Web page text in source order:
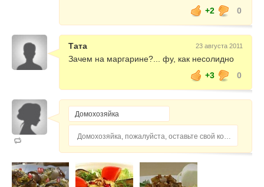
+2
0
Тата 23 августа 2011
Зачем на маргарине?... фу, как несолидно
+3
0
Домохозяйка, пожалуйста, оставьте свой комментарий...